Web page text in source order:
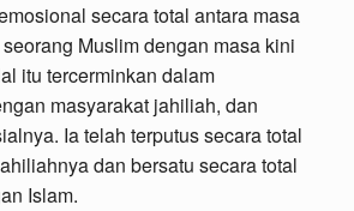
secara total antara masa
Muslim dengan masa kini
itu tercerminkan dalam
masyarakat jahiliah, dan
Ia telah terputus secara total
dan bersatu secara total
Islam.